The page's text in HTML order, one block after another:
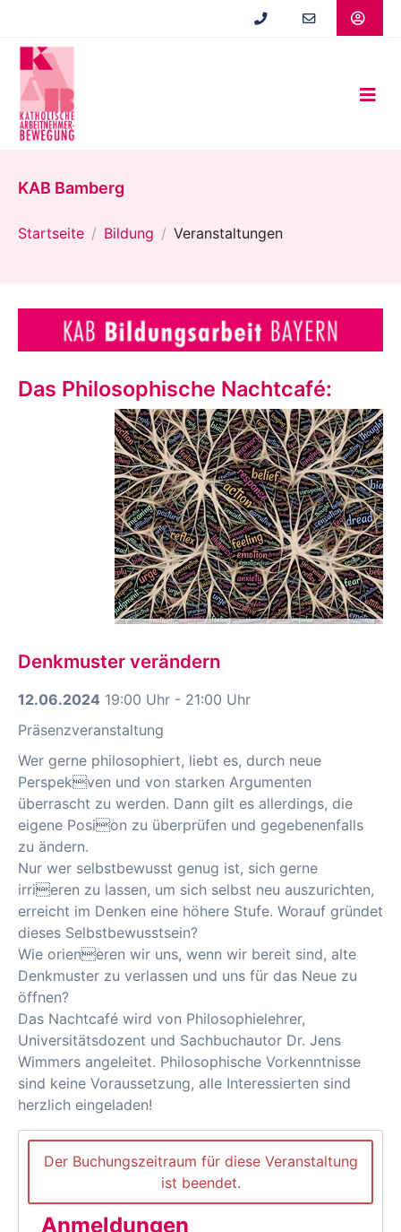
springen
KAB Bamberg
Startseite Bildung Veranstaltungen
Das Philosophische Nachtcafé:
Denkmuster verändern
12.06.2024 19:00 Uhr - 21:00 Uhr
Präsenzveranstaltung
Wer gerne philosophiert, liebt es, durch neue
Perspekven und von starken Argumenten
überrascht zu werden. Dann gilt es allerdings, die
eigene Posion zu überprüfen und gegebenenfalls
zu ändern.
Nur wer selbstbewusst genug ist, sich gerne
irrieren zu lassen, um sich selbst neu auszurichten,
erreicht im Denken eine höhere Stufe. Worauf gründet
dieses Selbstbewusstsein?
Wie orieneren wir uns, wenn wir bereit sind, alte
Denkmuster zu verlassen und uns für das Neue zu
öffnen?
Das Nachtcafé wird von Philosophielehrer,
Universitätsdozent und Sachbuchautor Dr. Jens
Wimmers angeleitet. Philosophische Vorkenntnisse
sind keine Voraussetzung, alle Interessierten sind
herzlich eingeladen!
Der Buchungszeitraum für diese Veranstaltung
ist beendet.
Anmeldungen